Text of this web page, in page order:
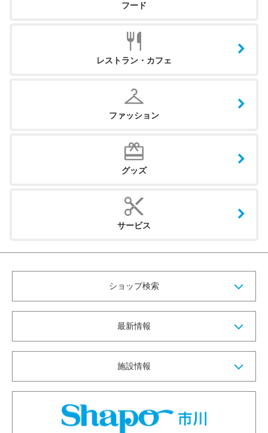
フード
レストラン・カフェ
ファッション
グッズ
サービス
ショップ検索
最新情報
施設情報